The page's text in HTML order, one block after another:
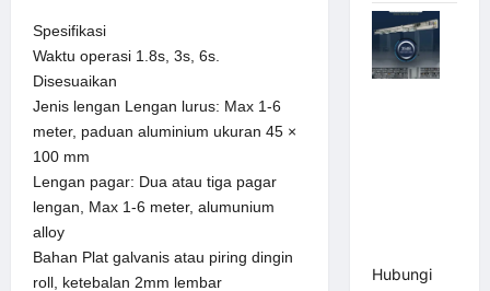
Spesifikasi
Waktu operasi 1.8s, 3s, 6s.
Disesuaikan
Jenis lengan Lengan lurus: Max 1-6
meter, paduan aluminium ukuran 45 ×
100 mm
Lengan pagar: Dua atau tiga pagar
lengan, Max 1-6 meter, alumunium
alloy
Bahan Plat galvanis atau piring dingin
roll, ketebalan 2mm lembar
Hubungi